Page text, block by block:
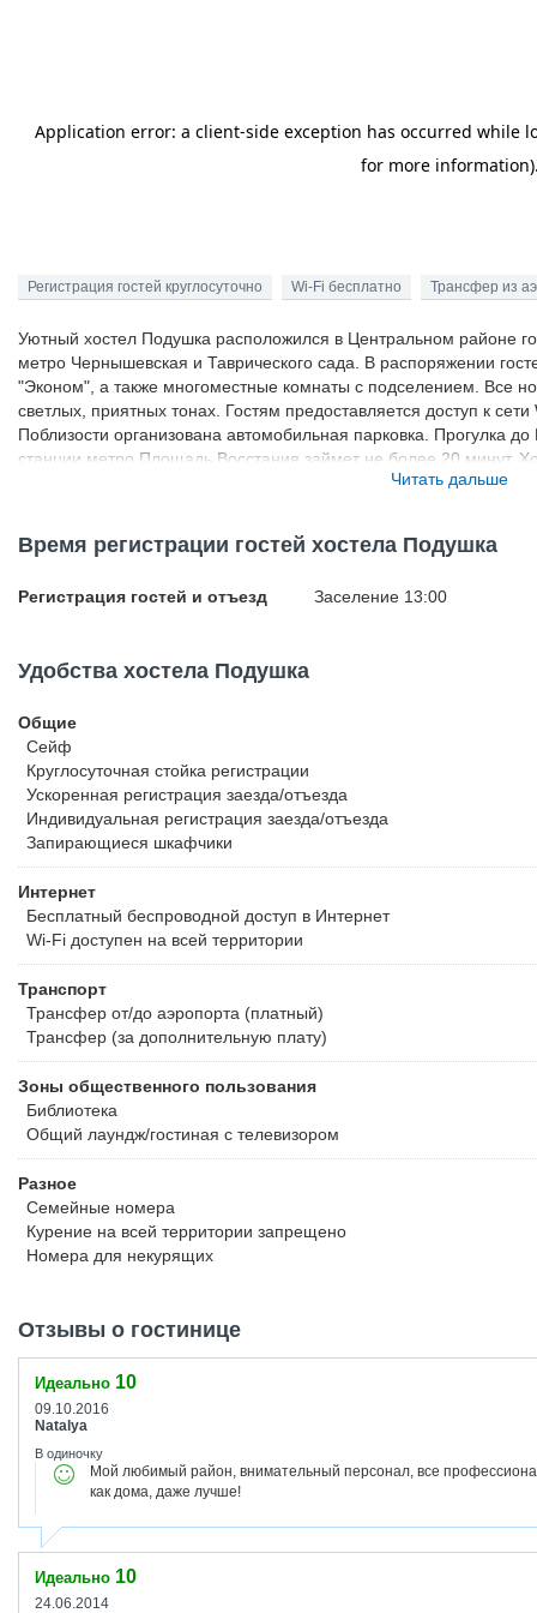
Регистрация гостей круглосуточно Wi-Fi бесплатно Трансфер из
Уютный хостел Подушка расположился в Центральном районе
метро Чернышевская и Таврического сада. В распоряжении
"Эконом", а также многоместные комнаты с подселением. Все
светлых, приятных тонах. Гостям предоставляется доступ к
Поблизости организована автомобильная парковка. Прогулка
станции метро Площадь Восстания займет не более 20 минут.
ресторанами, барами, магазинами. Расстояние до аэропорта
Читать дальше
Время регистрации гостей хостела Подушка
Регистрация гостей и отъезд Заселение 13:00
Удобства хостела Подушка
Общие
Сейф
Круглосуточная стойка регистрации
Ускоренная регистрация заезда/отъезда
Индивидуальная регистрация заезда/отъезда
Запирающиеся шкафчики
Интернет
Бесплатный беспроводной доступ в Интернет
Wi-Fi доступен на всей территории
Транспорт
Трансфер от/до аэропорта (платный)
Трансфер (за дополнительную плату)
Зоны общественного пользования
Библиотека
Общий лаундж/гостиная с телевизором
Разное
Семейные номера
Курение на всей территории запрещено
Номера для некурящих
Отзывы о гостинице
Идеально 10
09.10.2016
Natalya
В одиночку
Мой любимый район, внимательный персонал, все
как дома, даже лучше!
Идеально 10
24.06.2014